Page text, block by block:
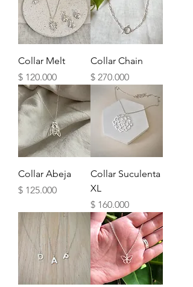
Collar Melt
Precio
$ 120.000
Collar Chain
Precio
$ 270.000
Collar Abeja
Precio
$ 125.000
Collar Suculenta
XL
Precio
$ 160.000